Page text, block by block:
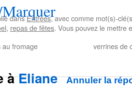
dansEntrées, avec comme mot(s)-
, repas de fêtes. Vous pouvez le mettre
au fromage verrines de
àEliane Annuler la